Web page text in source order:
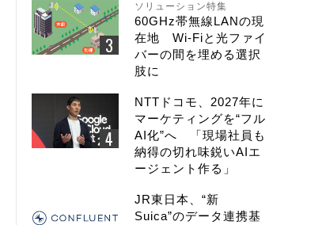
ソリューション特集
60GHz帯無線LANの現
在地 Wi-Fiと光ファイ
バーの間を埋める選択
肢に
NTTドコモ、2027年に
マーケティングを“フル
AI化”へ 「現場社員も
納得の切れ味鋭いAIエ
ージェント作る」
JR東日本、“新
Suica”のデータ連携基